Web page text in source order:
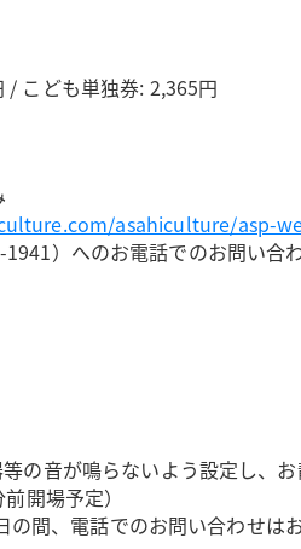
/ こども単独券: 2,365円
asahiculture/asp-
）へのお電話でのお問い合
の音が鳴らないよう設定し、お
開場予定）
間、電話でのお問い合わせは